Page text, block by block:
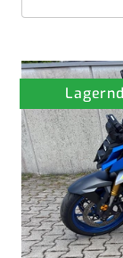
Lagernd